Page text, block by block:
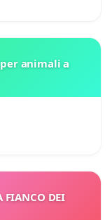
animali a
FIANCO DEI